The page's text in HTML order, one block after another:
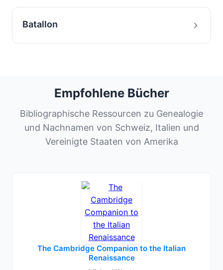
Batallon
Empfohlene Bücher
Bibliographische Ressourcen zu Genealogie
und Nachnamen von Schweiz, Italien und
Vereinigte Staaten von Amerika
The Cambridge Companion to the Italian
Renaissance